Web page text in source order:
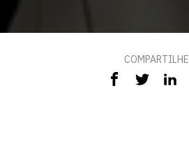
COMPARTILHE